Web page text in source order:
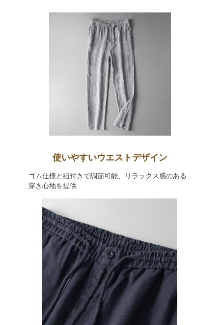
使いやすいウエストデザイン
ゴム仕様と紐付きで調節可能、リラックス感のある
穿き心地を提供